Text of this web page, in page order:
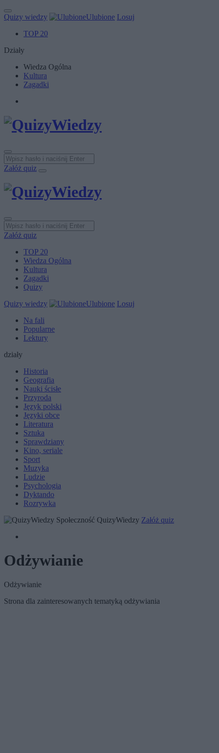
Quizy wiedzy Ulubione Losuj
TOP 20
Działy
Wiedza Ogólna
Kultura
Zagadki
Załóż quiz
Załóż quiz
TOP 20
Wiedza Ogólna
Kultura
Zagadki
Quizy
Quizy wiedzy
Ulubione Losuj
Na fali
Popularne
Lektury
działy
Historia
Geografia
Nauki ścisłe
Przyroda
Język polski
Języki obce
Literatura
Sztuka
Sprawdziany
Kino, seriale
Sport
Muzyka
Ludzie
Psychologia
Dyktando
Rozrywka
Społeczność QuizyWiedzy Załóż quiz
Odżywianie
Odżywianie
Strona dla zainteresowanych tematyką odżywiania